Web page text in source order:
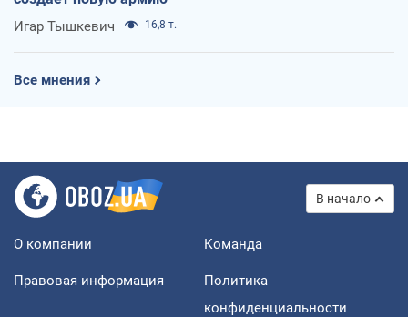
Игар Тышкевич 16,8 т.
Все мнения
В начало
О компании Команда
Правовая информация
Политика
конфиденциальности